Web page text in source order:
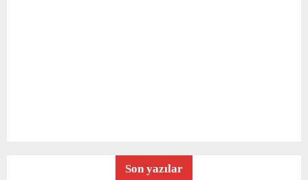
Son yazılar